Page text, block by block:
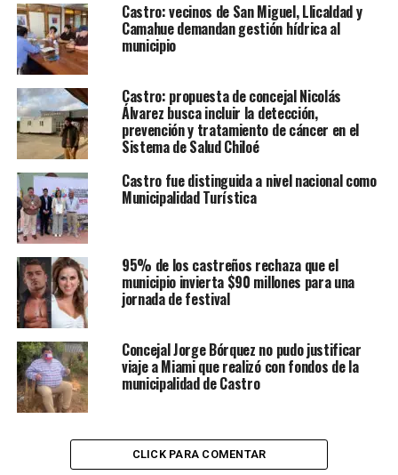
Castro: vecinos de San Miguel, Llicaldad y
Camahue demandan gestión hídrica al
municipio
Castro: propuesta de concejal Nicolás
Álvarez busca incluir la detección,
prevención y tratamiento de cáncer en el
Sistema de Salud Chiloé
Castro fue distinguida a nivel nacional como
Municipalidad Turística
95% de los castreños rechaza que el
municipio invierta $90 millones para una
jornada de festival
Concejal Jorge Bórquez no pudo justificar
viaje a Miami que realizó con fondos de la
municipalidad de Castro
CLICK PARA COMENTAR